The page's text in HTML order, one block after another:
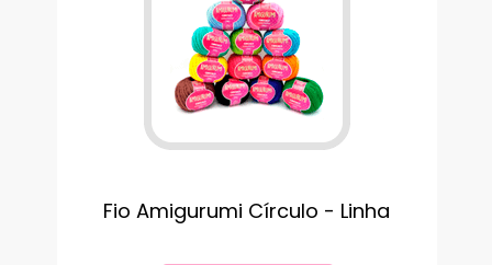
Fio Amigurumi Círculo - Linha